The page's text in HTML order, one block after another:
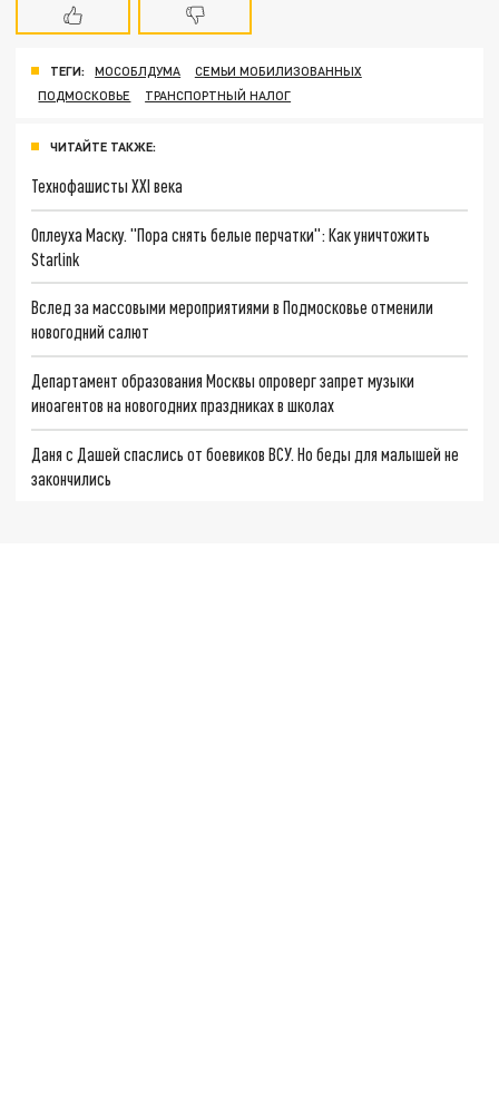
ТЕГИ: МОСОБЛДУМА
СЕМЬИ МОБИЛИЗОВАННЫХ
ПОДМОСКОВЬЕ
ТРАНСПОРТНЫЙ НАЛОГ
ЧИТАЙТЕ ТАКЖЕ:
Технофашисты XXI века
Оплеуха Маску. "Пора снять белые перчатки": Как уничтожить
Starlink
Вслед за массовыми мероприятиями в Подмосковье отменили
новогодний салют
Департамент образования Москвы опроверг запрет музыки
иноагентов на новогодних праздниках в школах
Даня с Дашей спаслись от боевиков ВСУ. Но беды для малышей не
закончились